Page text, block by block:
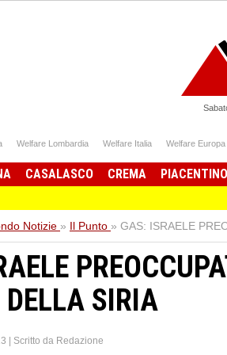
Welfare Lombardia Welfare Italia Welfare Europa
CASALASCO CREMA PIACENTINO
Notizie » Il Punto » GAS: ISRAELE
SIRIA
| Scritto da Redazione